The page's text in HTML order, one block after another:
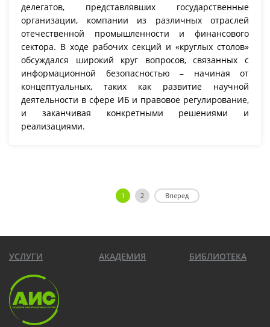
делегатов, представлявших государственные
организации, компании из различных отраслей
отечественной промышленности и финансового
сектора. В ходе рабочих секций и «круглых столов»
обсуждался широкий круг вопросов, связанных с
информационной безопасностью – начиная от
концептуальных, таких как развитие научной
деятельности в сфере ИБ и правовое регулирование,
и заканчивая конкретными решениями и
реализациями.
1 2 Вперед
УСЛУГИ АКАДЕМИЯ БИБЛИОТЕКА